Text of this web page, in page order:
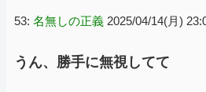
53: 名無しの正義 2025/04/14(月)
うん、勝手に無視してて